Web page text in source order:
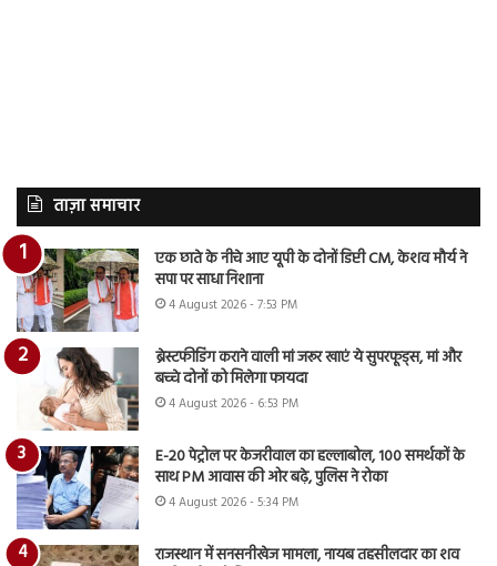
ताज़ा समाचार
एक छाते के नीचे आए यूपी के दोनों डिप्टी CM, केशव मौर्य ने
सपा पर साधा निशाना
4 August 2026 - 7:53 PM
ब्रेस्टफीडिंग कराने वाली मां जरूर खाएं ये सुपरफूड्स, मां और
बच्चे दोनों को मिलेगा फायदा
4 August 2026 - 6:53 PM
E-20 पेट्रोल पर केजरीवाल का हल्लाबोल, 100 समर्थकों के
साथ PM आवास की ओर बढ़े, पुलिस ने रोका
4 August 2026 - 5:34 PM
राजस्थान में सनसनीखेज मामला, नायब तहसीलदार का शव